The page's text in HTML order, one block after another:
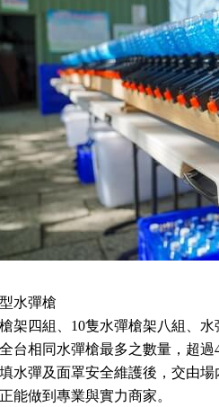
型水彈槍
架四組、 10隻水彈槍架八組、
台相同水彈槍最多之數量，超過
水彈及面罩安全維護後，交由
能做到專業與實力商家。